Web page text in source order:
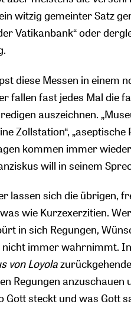
witzig gemeinter Satz
Vatikanbank“ oder
diese Messen in einem
fallen fast jedes Mal die
auszeichnen.
Zollstation“,
kommen immer
will in seinem
lassen sich die übrigen,
wie Kurzexerzitien.
in sich Regungen,
immer wahrnimmt.
von Loyola
Regungen anzuschauen
steckt und was Gott